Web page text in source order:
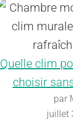
Quelle clim
choisir
par
juillet